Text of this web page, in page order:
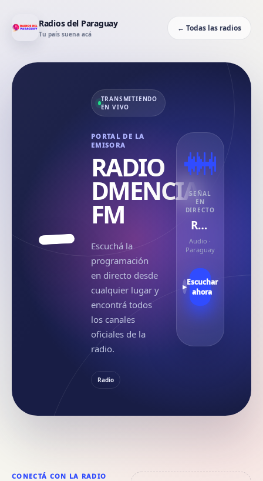
Radios del Paraguay
Tu país suena acá
← Todas las radios
TRANSMITIENDO
EN VIVO
PORTAL DE LA
EMISORA
RADIO
DMENCIA
FM
Escuchá la
programación
en directo desde
cualquier lugar y
encontrá todos
los canales
oficiales de la
radio.
Radio
SEÑAL
EN
DIRECTO
RADIO DMENCIA FM
Audio ·
Paraguay
▶Escuchar
ahora
CONECTÁ CON LA RADIO